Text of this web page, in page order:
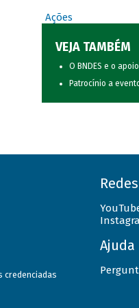
Ações
VEJA TAMBÉM
O BNDES e o
Patrocínio a
credenciadas
Ajuda